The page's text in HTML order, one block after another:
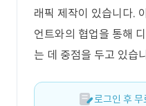
래픽 제작이 있습니다.
언트와의 협업을 통해
는 데 중점을 두고 있습
로그인 후 무